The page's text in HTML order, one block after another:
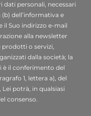
dati (DPO) : dott.
e-mail:
trattamento e
identificativi e di
sociale,
di telefono) da
personali, necessari
dell’informativa e
il Suo indirizzo e-mail
alla newsletter
o servizi,
dalla società; la
è il conferimento del
1, lettera a), del
potrà, in qualsiasi
consenso.